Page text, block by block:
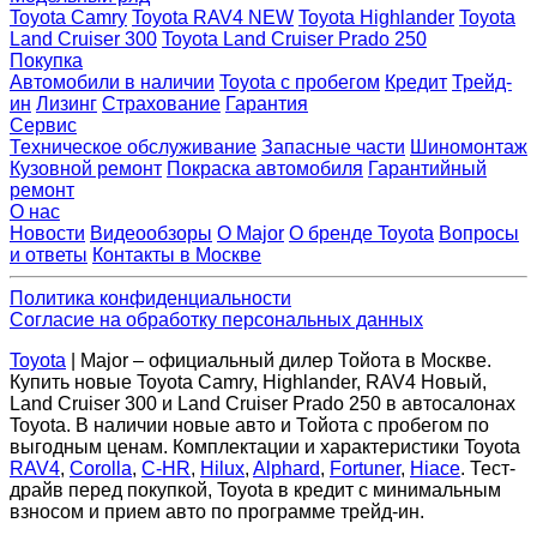
Toyota Camry Toyota RAV4 NEW Toyota Highlander Toyota
Land Cruiser 300 Toyota Land Cruiser Prado 250
Покупка
Автомобили в наличии Toyota с пробегом Кредит Трейд-
ин Лизинг Страхование Гарантия
Сервис
Техническое обслуживание Запасные части Шиномонтаж
Кузовной ремонт Покраска автомобиля Гарантийный
ремонт
О нас
Новости Видеообзоры О Major О бренде Toyota Вопросы
и ответы Контакты в Москве
Политика конфиденциальности
Согласие на обработку персональных данных
Toyota | Major – официальный дилер Тойота в Москве.
Купить новые Toyota Camry, Highlander, RAV4 Новый,
Land Cruiser 300 и Land Cruiser Prado 250 в автосалонах
Toyota. В наличии новые авто и Тойота с пробегом по
выгодным ценам. Комплектации и характеристики Toyota
RAV4, Corolla, C-HR, Hilux, Alphard, Fortuner, Hiace. Тест-
драйв перед покупкой, Toyota в кредит с минимальным
взносом и прием авто по программе трейд-ин.